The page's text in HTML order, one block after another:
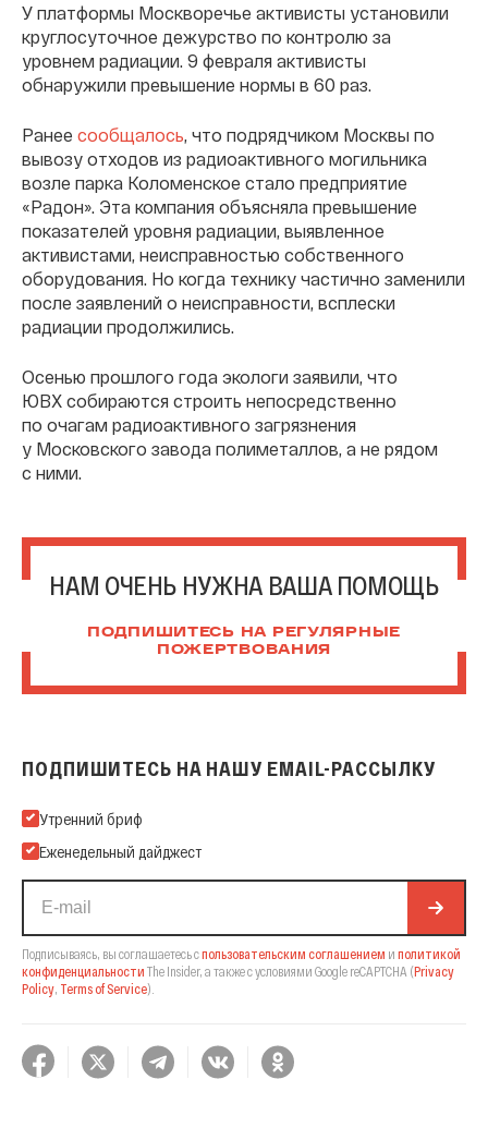
У платформы Москворечье активисты установили
круглосуточное дежурство по контролю за
уровнем радиации. 9 февраля активисты
обнаружили превышение нормы в 60 раз.
Ранее сообщалось , что подрядчиком Москвы по
вывозу отходов из радиоактивного могильника
возле парка Коломенское стало предприятие
«Радон». Эта компания объясняла превышение
показателей уровня радиации, выявленное
активистами, неисправностью собственного
оборудования. Но когда технику частично заменили
после заявлений о неисправности, всплески
радиации продолжились.
Осенью прошлого года экологи заявили, что
ЮВХ собираются строить непосредственно
по очагам радиоактивного загрязнения
у Московского завода полиметаллов, а не рядом
с ними.
НАМ ОЧЕНЬ НУЖНА ВАША ПОМОЩЬ
ПОДПИШИТЕСЬ НА РЕГУЛЯРНЫЕ
ПОЖЕРТВОВАНИЯ
ПОДПИШИТЕСЬ НА НАШУ EMAIL-РАССЫЛКУ
Подпишитесь на нашу Email-рассылку
Утренний бриф
Еженедельный дайджест
Подписываясь, вы соглашаетесь спользовательским соглашением и политикой
конфиденциальности The Insider, а также с условиями Google reCAPTCHA (Privacy
Policy Terms of Service).